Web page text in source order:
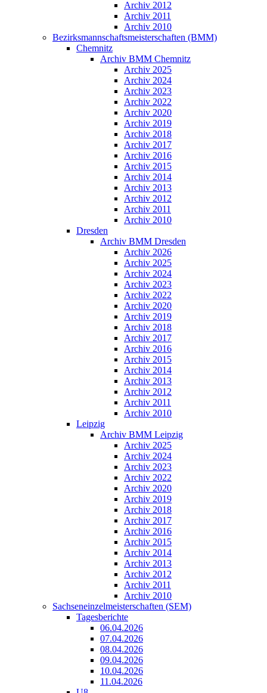
Archiv 2012
Archiv 2011
Archiv 2010
Bezirksmannschaftsmeisterschaften (BMM)
Chemnitz
Archiv BMM Chemnitz
Archiv 2025
Archiv 2024
Archiv 2023
Archiv 2022
Archiv 2020
Archiv 2019
Archiv 2018
Archiv 2017
Archiv 2016
Archiv 2015
Archiv 2014
Archiv 2013
Archiv 2012
Archiv 2011
Archiv 2010
Dresden
Archiv BMM Dresden
Archiv 2026
Archiv 2025
Archiv 2024
Archiv 2023
Archiv 2022
Archiv 2020
Archiv 2019
Archiv 2018
Archiv 2017
Archiv 2016
Archiv 2015
Archiv 2014
Archiv 2013
Archiv 2012
Archiv 2011
Archiv 2010
Leipzig
Archiv BMM Leipzig
Archiv 2025
Archiv 2024
Archiv 2023
Archiv 2022
Archiv 2020
Archiv 2019
Archiv 2018
Archiv 2017
Archiv 2016
Archiv 2015
Archiv 2014
Archiv 2013
Archiv 2012
Archiv 2011
Archiv 2010
Sachseneinzelmeisterschaften (SEM)
Tagesberichte
06.04.2026
07.04.2026
08.04.2026
09.04.2026
10.04.2026
11.04.2026